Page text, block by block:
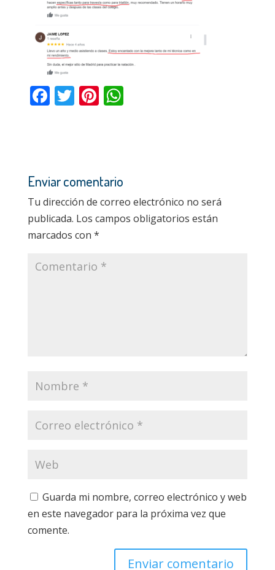
o
k
p
F
o
o
k
T Pi
st
W
p
p
Enviar comentario
Tu dirección de correo electrónico no será
publicada. Los campos obligatorios están
marcados con *
Guarda mi nombre, correo electrónico y web
en este navegador para la próxima vez que
comente.